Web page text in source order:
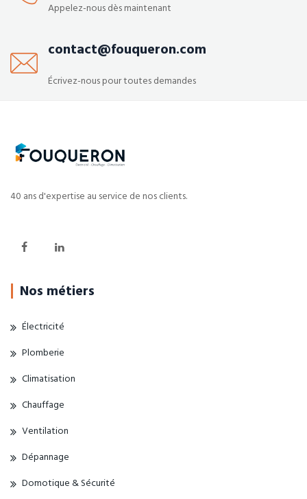
Appelez-nous dès maintenant
contact@fouqueron.com
Écrivez-nous pour toutes demandes
40 ans d'expertise au service de nos clients.
Nos métiers
Électricité
Plomberie
Climatisation
Chauffage
Ventilation
Dépannage
Domotique & Sécurité